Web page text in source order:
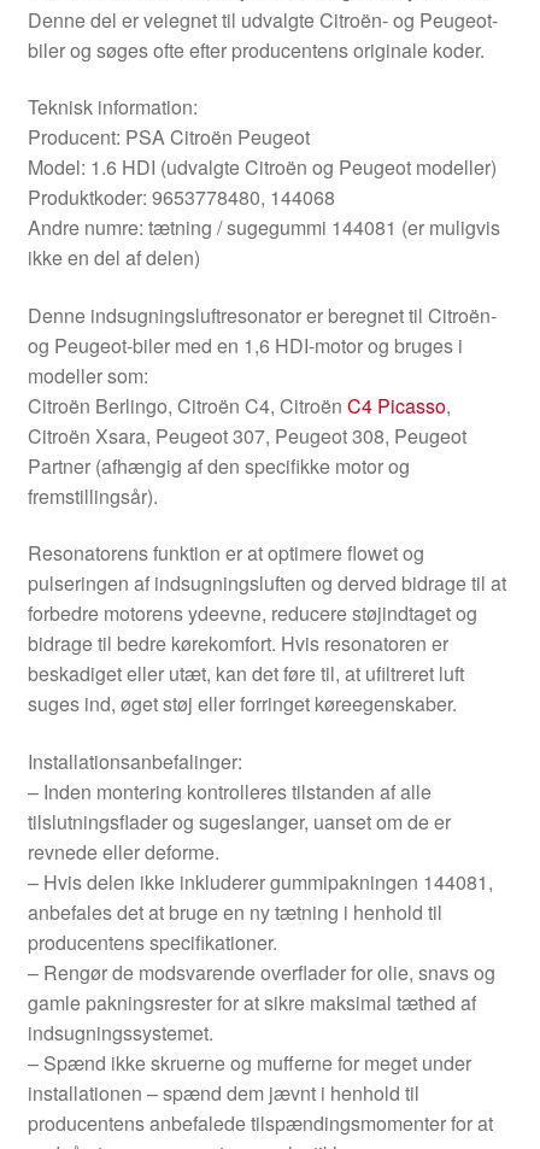
Denne del er velegnet til udvalgte Citroën- og Peugeot-
biler og søges ofte efter producentens originale koder.
Teknisk information:
Producent: PSA Citroën Peugeot
Model: 1.6 HDI (udvalgte Citroën og Peugeot modeller)
Produktkoder: 9653778480, 144068
Andre numre: tætning / sugegummi 144081 (er muligvis
ikke en del af delen)
Denne indsugningsluftresonator er beregnet til Citroën-
og Peugeot-biler med en 1,6 HDI-motor og bruges i
modeller som:
Citroën Berlingo, Citroën C4, Citroën C4 Picasso,
Citroën Xsara, Peugeot 307, Peugeot 308, Peugeot
Partner (afhængig af den specifikke motor og
fremstillingsår).
Resonatorens funktion er at optimere flowet og
pulseringen af ​​indsugningsluften og derved bidrage til at
forbedre motorens ydeevne, reducere støjindtaget og
bidrage til bedre kørekomfort. Hvis resonatoren er
beskadiget eller utæt, kan det føre til, at ufiltreret luft
suges ind, øget støj eller forringet køreegenskaber.
Installationsanbefalinger:
– Inden montering kontrolleres tilstanden af alle
tilslutningsflader og sugeslanger, uanset om de er
revnede eller deforme.
– Hvis delen ikke inkluderer gummipakningen 144081,
anbefales det at bruge en ny tætning i henhold til
producentens specifikationer.
– Rengør de modsvarende overflader for olie, snavs og
gamle pakningsrester for at sikre maksimal tæthed af
indsugningssystemet.
– Spænd ikke skruerne og mufferne for meget under
installationen – spænd dem jævnt i henhold til
producentens anbefalede tilspændingsmomenter for at